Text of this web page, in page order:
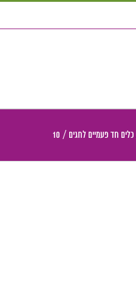
כלים חד פעמיים לחגים /
10